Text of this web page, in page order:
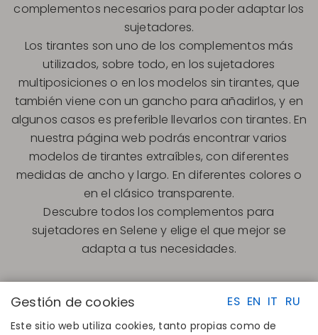
complementos necesarios para poder adaptar los
sujetadores.
Los tirantes son uno de los complementos más
utilizados, sobre todo, en los sujetadores
multiposiciones o en los modelos sin tirantes, que
también viene con un gancho para añadirlos, y en
algunos casos es preferible llevarlos con tirantes. En
nuestra página web podrás encontrar varios
modelos de tirantes extraíbles, con diferentes
medidas de ancho y largo. En diferentes colores o
en el clásico transparente.
Descubre todos los complementos para
sujetadores en Selene y elige el que mejor se
adapta a tus necesidades.
ES EN IT RU
Gestión de cookies
Este sitio web utiliza cookies, tanto propias como de